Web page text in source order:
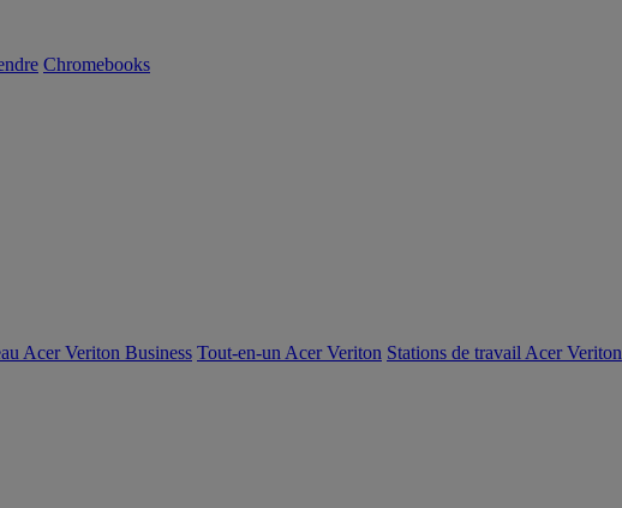
Chromebooks
Acer Veriton Business Tout-en-un Acer Veriton Stations de travail Acer Veriton